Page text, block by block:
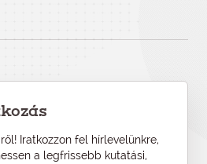
Iratkozzon fel hírlevelünkre,
a legfrissebb kutatási,